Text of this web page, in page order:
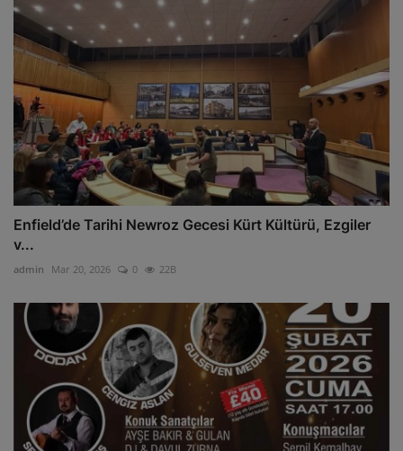
Enfield’de Tarihi Newroz Gecesi Kürt Kültürü, Ezgiler
v...
admin Mar 20, 2026 0 22B